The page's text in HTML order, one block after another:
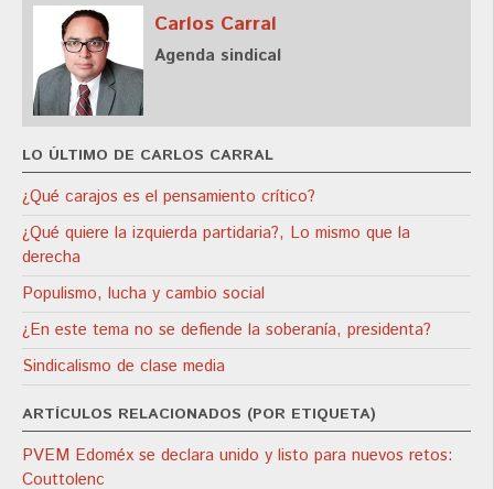
Carlos Carral
Agenda sindical
LO ÚLTIMO DE CARLOS CARRAL
¿Qué carajos es el pensamiento crítico?
¿Qué quiere la izquierda partidaria?, Lo mismo que la
derecha
Populismo, lucha y cambio social
¿En este tema no se defiende la soberanía, presidenta?
Sindicalismo de clase media
ARTÍCULOS RELACIONADOS (POR ETIQUETA)
PVEM Edoméx se declara unido y listo para nuevos retos:
Couttolenc